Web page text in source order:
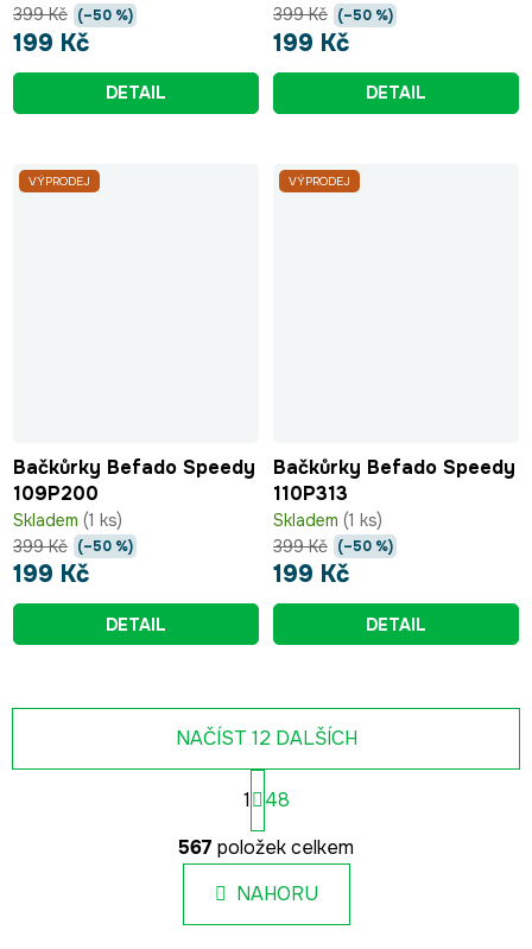
199 Kč
399 Kč (–50 %)
DETAIL
199 Kč
399 Kč (–50 %)
DETAIL
VÝPRODEJ
Bačkůrky Befado Speedy
109P200
Skladem (1 ks)
199 Kč
399 Kč (–50 %)
DETAIL
VÝPRODEJ
Bačkůrky Befado Speedy
110P313
Skladem (1 ks)
199 Kč
399 Kč (–50 %)
DETAIL
O
v
l
á
d
NAČÍST 12 DALŠÍCH
t
á
n
k
1
48
567 položek celkem
NAHORU